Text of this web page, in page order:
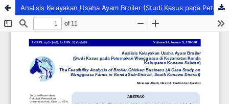
Analisis Kelayakan Usaha Ayam Broiler (Studi Kasus pada Peternakan Wenggoasa di Kecamatan Konda Kabupaten Konawe Selatan)